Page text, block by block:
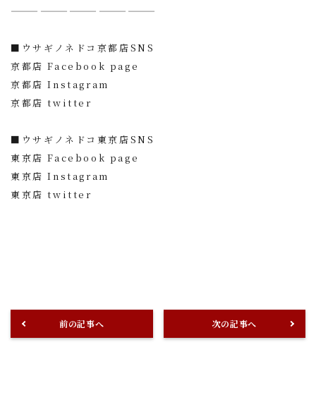
———————————————
■ウサギノネドコ京都店SNS
京都店 Facebook page
京都店 Instagram
京都店 twitter
■ウサギノネドコ東京店SNS
東京店 Facebook page
東京店 Instagram
東京店 twitter
前の記事へ 次の記事へ